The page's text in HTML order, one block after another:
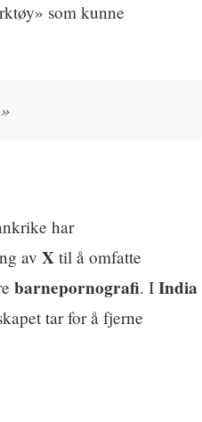
som kunne
har
av X til å omfatte
barnepornografi. I India
tar for å fjerne